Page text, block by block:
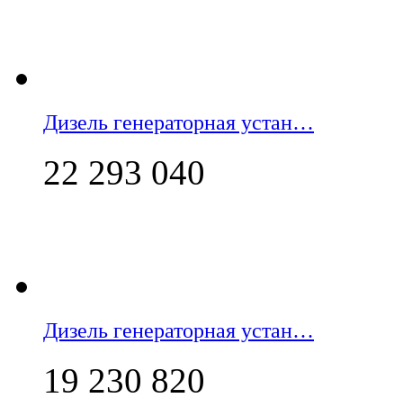
Дизель генераторная устан…
22 293 040
Дизель генераторная устан…
19 230 820